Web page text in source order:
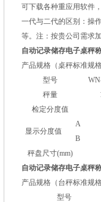
可下载各种重应用软件
一代与二代的区别：操
等。注：按贵公司需求
自动记录储存电子桌秤
产品规格 （桌秤标准规
型号
秤量
检定分度值
显示分度值
A
B
秤盘尺寸(mm)
自动记录储存电子桌秤
产品规格 （台秤标准规
型号